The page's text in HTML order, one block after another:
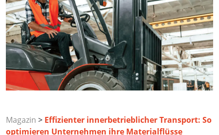
Magazin> Effizienter innerbetrieblicher Transport: So
optimieren Unternehmen ihre Materialflüsse
In nahezu jedem produzierenden Unternehmen spielt der